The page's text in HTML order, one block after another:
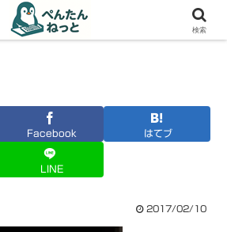
PCやガジェットの備忘録
Facebook はてブ
LINE
2017/02/10
検索